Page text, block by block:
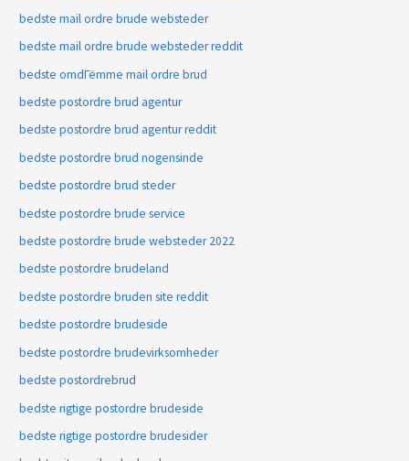
bedste mail ordre brude websteder
bedste mail ordre brude websteder reddit
bedste omdГёmme mail ordre brud
bedste postordre brud agentur
bedste postordre brud agentur reddit
bedste postordre brud nogensinde
bedste postordre brud steder
bedste postordre brude service
bedste postordre brude websteder 2022
bedste postordre brudeland
bedste postordre bruden site reddit
bedste postordre brudeside
bedste postordre brudevirksomheder
bedste postordrebrud
bedste rigtige postordre brudeside
bedste rigtige postordre brudesider